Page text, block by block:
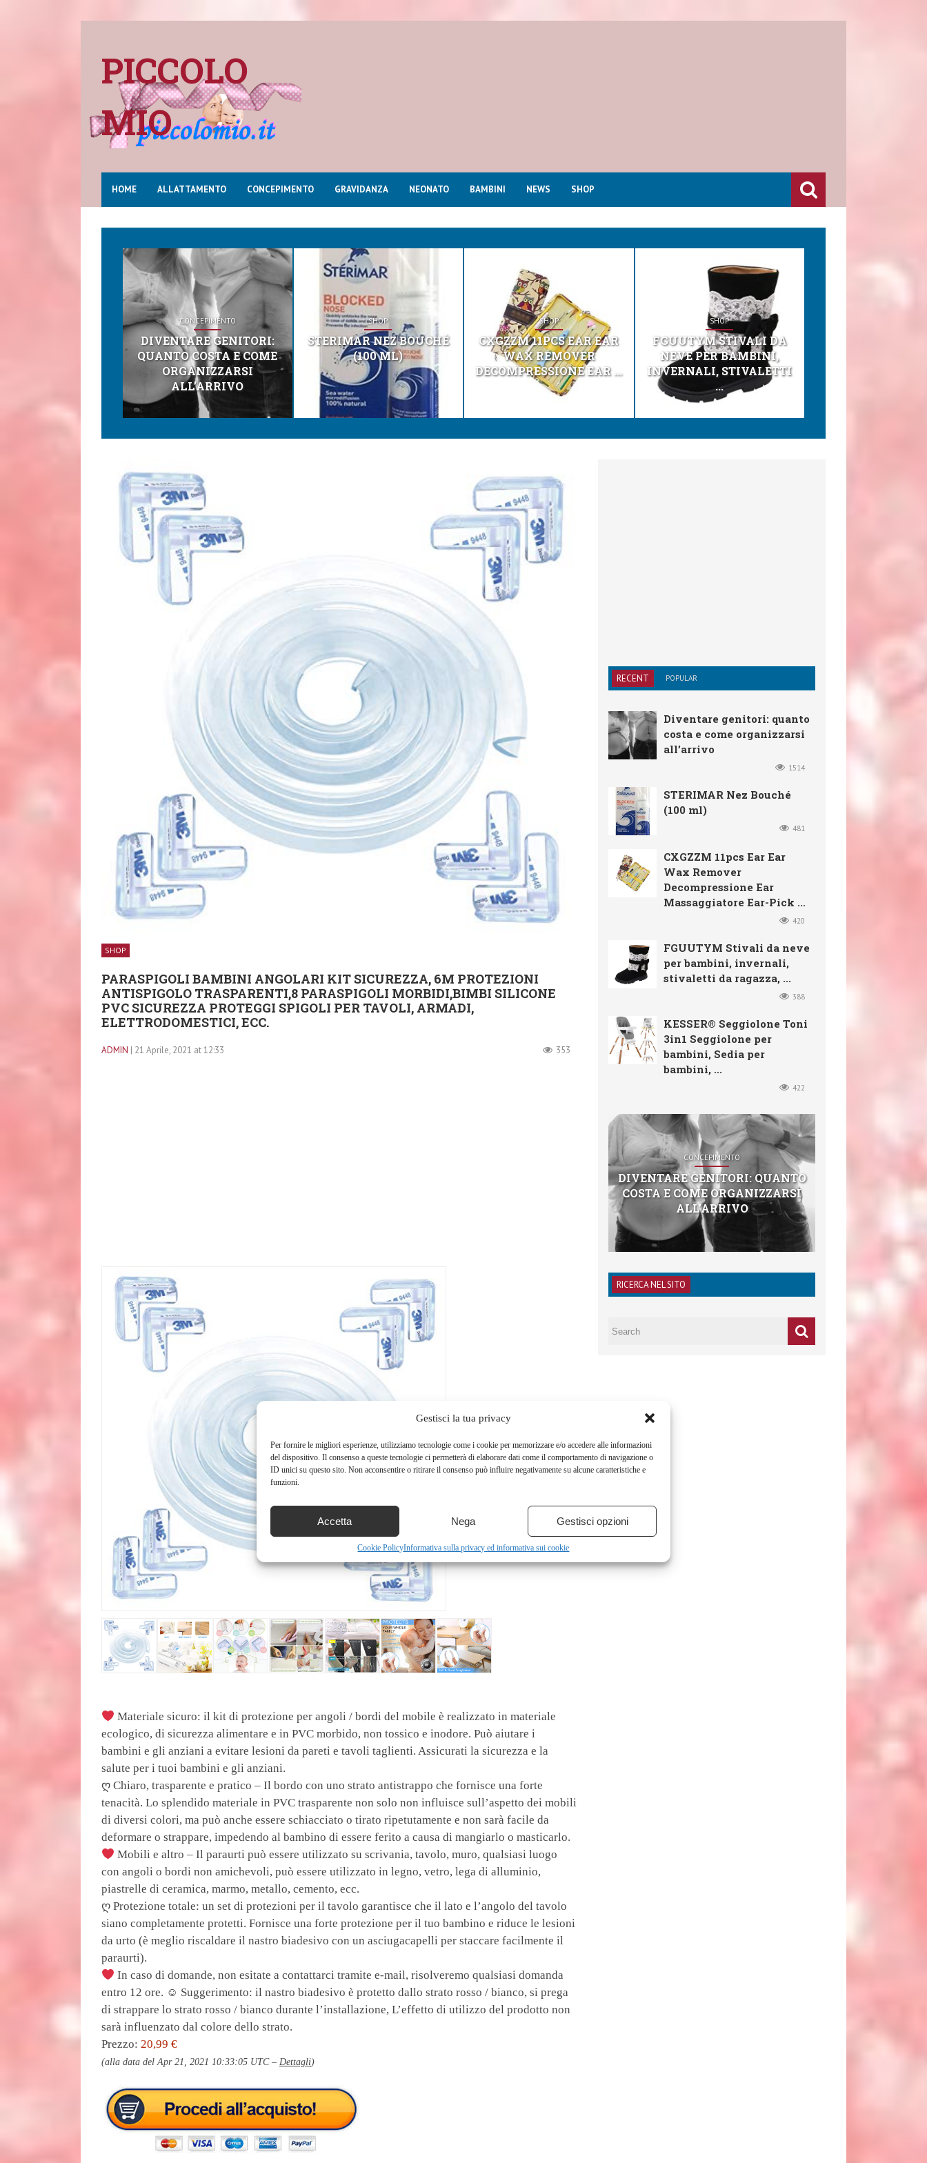
Gestisci la tua privacy
Per fornire le migliori esperienze, utilizziamo tecnologie come i cookie per memorizzare e/o accedere alle informazioni
del dispositivo. Il consenso a queste tecnologie ci permetterà di elaborare dati come il comportamento di navigazione o
ID unici su questo sito. Non acconsentire o ritirare il consenso può influire negativamente su alcune caratteristiche e
funzioni.
Accetta Nega Gestisci opzioni
Cookie PolicyInformativa sulla privacy ed informativa sui cookie
PICCOLO
MIO
HOME ALLATTAMENTO CONCEPIMENTO GRAVIDANZA NEONATO BAMBINI NEWS SHOP
CONCEPIMENTO
DIVENTARE GENITORI:
QUANTO COSTA E COME
ORGANIZZARSI
ALL’ARRIVO
SHOP
STERIMAR NEZ BOUCHÉ
(100 ML)
SHOP
CXGZZM 11PCS EAR EAR
WAX REMOVER
DECOMPRESSIONE EAR ...
SHOP
FGUUTYM STIVALI DA
NEVE PER BAMBINI,
INVERNALI, STIVALETTI
...
SHOP
PARASPIGOLI BAMBINI ANGOLARI KIT SICUREZZA, 6M PROTEZIONI
ANTISPIGOLO TRASPARENTI,8 PARASPIGOLI MORBIDI,BIMBI SILICONE
PVC SICUREZZA PROTEGGI SPIGOLI PER TAVOLI, ARMADI,
ELETTRODOMESTICI, ECC.
ADMIN | 21 Aprile, 2021 at 12:33 353
Materiale sicuro: il kit di protezione per angoli / bordi del mobile è realizzato in materiale
ecologico, di sicurezza alimentare e in PVC morbido, non tossico e inodore. Può aiutare i
bambini e gli anziani a evitare lesioni da pareti e tavoli taglienti. Assicurati la sicurezza e la
salute per i tuoi bambini e gli anziani.
ღ Chiaro, trasparente e pratico – Il bordo con uno strato antistrappo che fornisce una forte
tenacità. Lo splendido materiale in PVC trasparente non solo non influisce sull’aspetto dei mobili
di diversi colori, ma può anche essere schiacciato o tirato ripetutamente e non sarà facile da
deformare o strappare, impedendo al bambino di essere ferito a causa di mangiarlo o masticarlo.
Mobili e altro – Il paraurti può essere utilizzato su scrivania, tavolo, muro, qualsiasi luogo
con angoli o bordi non amichevoli, può essere utilizzato in legno, vetro, lega di alluminio,
piastrelle di ceramica, marmo, metallo, cemento, ecc.
ღ Protezione totale: un set di protezioni per il tavolo garantisce che il lato e l’angolo del tavolo
siano completamente protetti. Fornisce una forte protezione per il tuo bambino e riduce le lesioni
da urto (è meglio riscaldare il nastro biadesivo con un asciugacapelli per staccare facilmente il
paraurti).
In caso di domande, non esitate a contattarci tramite e-mail, risolveremo qualsiasi domanda
entro 12 ore. ☺ Suggerimento: il nastro biadesivo è protetto dallo strato rosso / bianco, si prega
di strappare lo strato rosso / bianco durante l’installazione, L’effetto di utilizzo del prodotto non
sarà influenzato dal colore dello strato.
Prezzo: 20,99 €
(alla data del Apr 21, 2021 10:33:05 UTC – Dettagli)
RECENT POPULAR
Diventare genitori: quanto
costa e come organizzarsi
all’arrivo
1514
STERIMAR Nez Bouché
(100 ml)
481
CXGZZM 11pcs Ear Ear
Wax Remover
Decompressione Ear
Massaggiatore Ear-Pick ...
420
FGUUTYM Stivali da neve
per bambini, invernali,
stivaletti da ragazza, ...
388
KESSER® Seggiolone Toni
3in1 Seggiolone per
bambini, Sedia per
bambini, ...
422
CONCEPIMENTO
DIVENTARE GENITORI: QUANTO
COSTA E COME ORGANIZZARSI
ALL’ARRIVO
RICERCA NEL SITO